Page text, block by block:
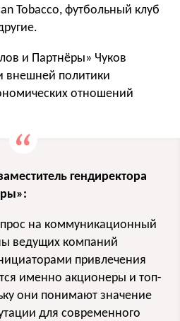
Tobacco, футбольный клуб
и Партнёры» Чуков
внешней политики
отношений
гендиректора
на коммуникационный
ведущих компаний
привлечения
именно акционеры и топ-
они понимают значение
для современного